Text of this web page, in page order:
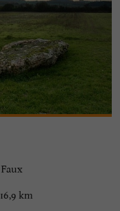
Faux
16,9 km